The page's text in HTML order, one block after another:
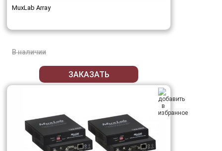
MuxLab Array
В наличии
ЗАКАЗАТЬ